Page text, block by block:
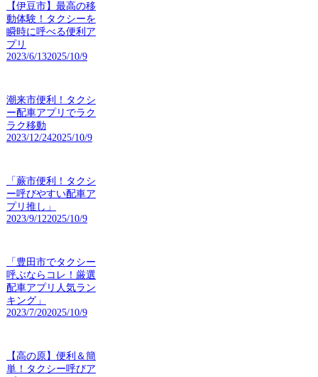
【伊豆市】最高の移
動体験！タクシーを
瞬時に呼べる便利ア
プリ
2023/6/132025/10/9
潮来市便利！タクシ
ー配車アプリでラク
ラク移動
2023/12/242025/10/9
「蕨市便利！タクシ
ー呼びやすい配車ア
プリ推し」
2023/9/122025/10/9
「豊田市でタクシー
呼ぶならコレ！厳選
配車アプリ人気ラン
キング」
2023/7/202025/10/9
【高の原】便利＆簡
単！タクシー呼びア